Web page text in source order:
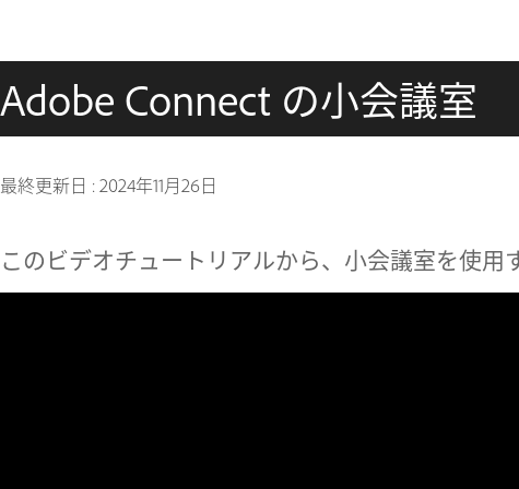
Adobe Connect の小会議室
最終更新日 :2024年11月26日
このビデオチュートリアルから、小会議室を使用